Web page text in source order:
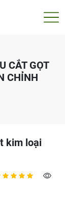
CẮT GỌT
CHỈNH
kim loại